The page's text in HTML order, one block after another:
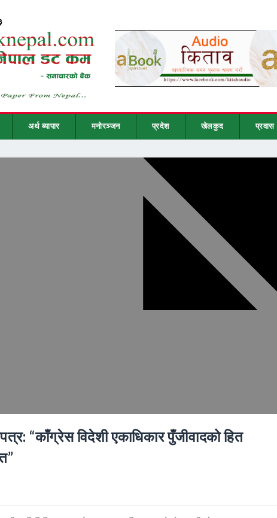
अर्थ ब्यापार मनोरञ्जन प्रदेश खेलकुद प्रवास
“काँग्रेस विदेशी एकाधिकार पुँजीवादको हित